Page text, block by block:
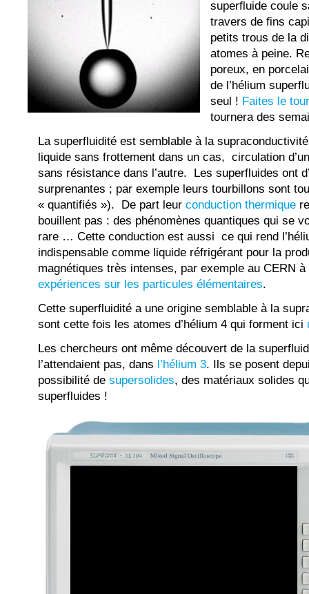
superfluide coule
travers de fins
petits trous de la
atomes à peine.
poreux, en
de l’hélium
seul ! Faites le
tournera des
La superfluidité est semblable à la
liquide sans frottement dans un cas, circulation
sans résistance dans l’autre. Les superfluides ont
surprenantes ; par exemple leurs tourbillons sont
« quantifiés »). De part leur conduction thermique
bouillent pas : des phénomènes quantiques qui se
rare … Cette conduction est aussi ce qui rend
indispensable comme liquide réfrigérant pour la
magnétiques très intenses, par exemple au CERN
expériences sur les particules élémentaires.
Cette superfluidité a une origine semblable à la
sont cette fois les atomes d’hélium 4 qui forment ici
Les chercheurs ont même découvert de la
l’attendaient pas, dans l’hélium 3. Ils se posent
possibilité de supersolides, des matériaux solides
superfluides !